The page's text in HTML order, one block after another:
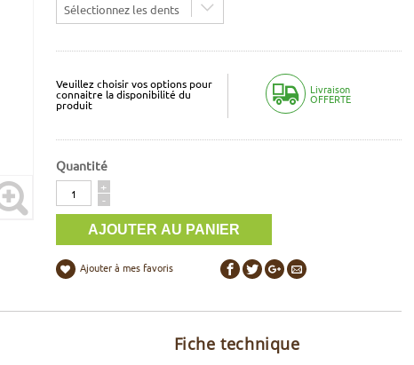
Sélectionnez les dents
Veuillez choisir vos options pour
connaitre la disponibilité du
produit
Livraison
OFFERTE
Quantité
Quantité
+
-
Ajouter à mes favoris
Fiche technique